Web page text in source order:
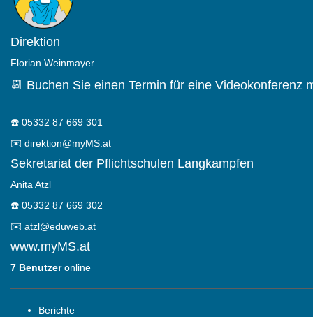
Direktion
Florian Weinmayer
📆 Buchen Sie einen Termin für eine Videokonferenz
☎️ 05332 87 669 301
✉️ direktion@myMS.at
Sekretariat der Pflichtschulen Langkampfen
Anita Atzl
☎️ 05332 87 669 302
✉️ atzl@eduweb.at
www.myMS.at
7 Benutzeronline
Berichte